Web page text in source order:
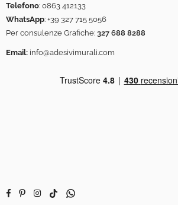
Telefono: 0863 412133
WhatsApp: +39 327 715 5056
Per consulenze Grafiche: 327 688 8288
Email: info@adesivimurali.com
FacebookPinterestInstagram
TikTokWhatsapp